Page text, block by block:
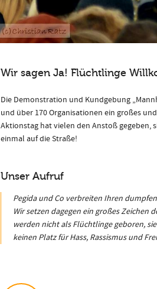
Wir sagen Ja! Flüchtlinge
Die Demonstration und Kundgebung
und über 170 Organisationen ein großes
Aktionstag hat vielen den Anstoß gegeben,
einmal auf die Straße!
Unser Aufruf
Pegida und Co verbreiten Ihren
Wir setzen dagegen ein großes
werden nicht als Flüchtlinge geboren,
keinen Platz für Hass, Rassismus und